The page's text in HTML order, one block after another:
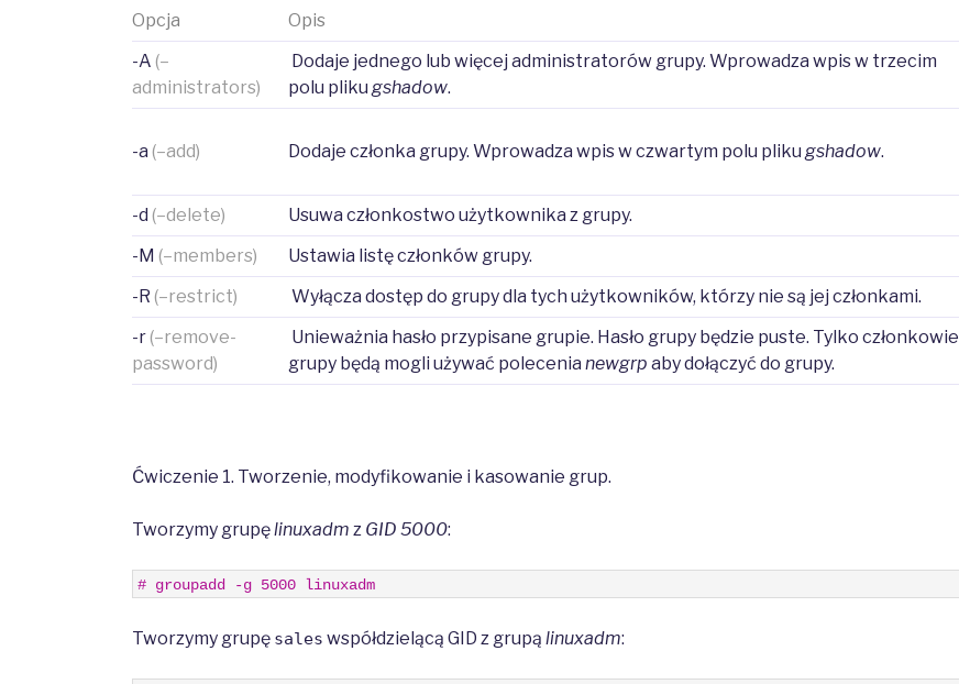
Opcja
Opis
-A (–
administrators)
Dodaje jednego lub więcej administratorów grupy. Wprowadza wpis w trzecim
polu plikugshadow.
-a (–add) Dodaje członka grupy. Wprowadza wpis w czwartym polu plikugshadow.
-d (–delete)
Usuwa członkostwo użytkownika z grupy.
-M (–members)
Ustawia listę członków grupy.
-R (–restrict)
Wyłącza dostęp do grupy dla tych użytkowników, którzy nie są jej członkami.
-r(–remove-
password)
Unieważnia hasło przypisane grupie. Hasło grupy będzie puste. Tylko członkowie
grupy będą mogli używać polecenianewgrp aby dołączyć do grupy.
Ćwiczenie 1. Tworzenie, modyfikowanie i kasowanie grup.
Tworzymy grupęlinuxadm z GID 5000:
# groupadd -g 5000 linuxadm
Tworzymy grupę sales współdzielącą GID z grupą linuxadm: